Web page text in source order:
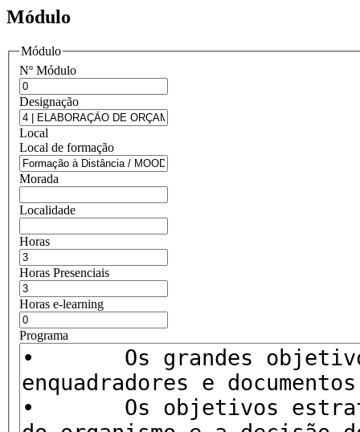
Módulo
Módulo
Nº Módulo
Designação
Local
Local de formação
Morada
Localidade
Horas
Horas Presenciais
Horas e-learning
Programa